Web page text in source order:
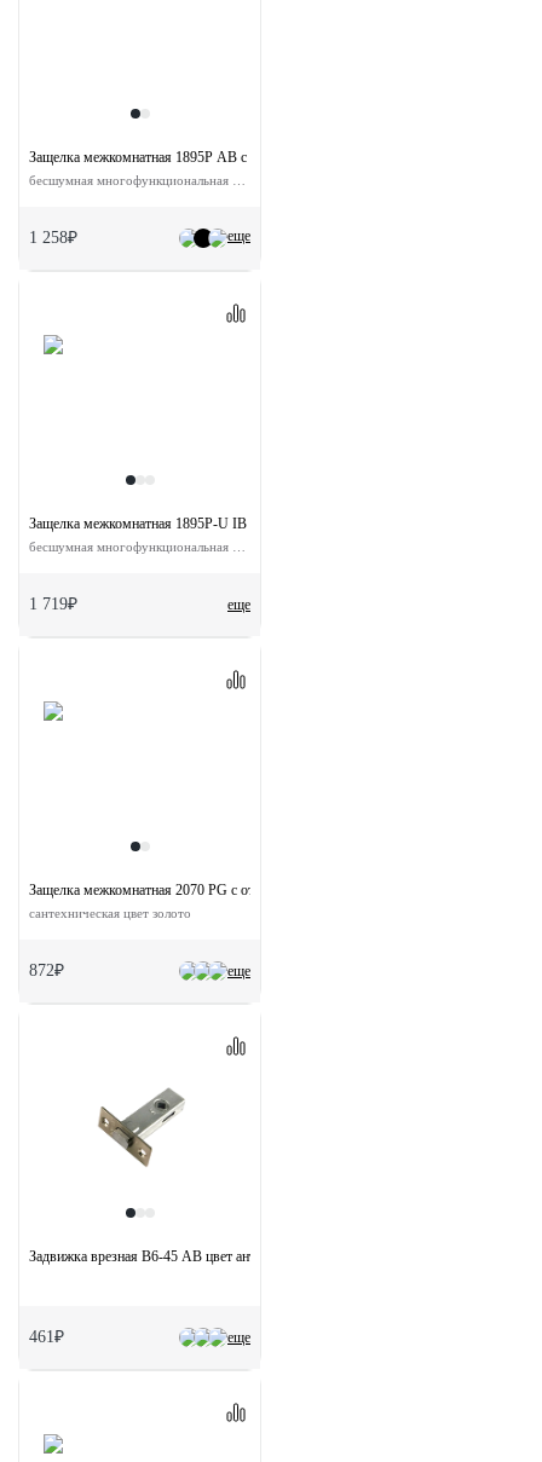
еще
Защелка межкомнатная 1895P AB с ответной планкой
1 258₽
еще
Защелка межкомнатная 1895P-U IB с ответной планкой
1 719₽
еще
Защелка межкомнатная 2070 PG с ответной планкой
сантехническая цвет золото
872₽
еще
Задвижка врезная B6-45 AB цвет античная бронза
461₽